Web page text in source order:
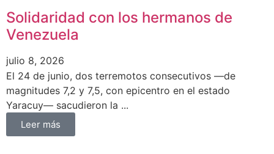
Solidaridad con los hermanos de
Venezuela
julio 8, 2026
El 24 de junio, dos terremotos consecutivos —de
magnitudes 7,2 y 7,5, con epicentro en el estado
Yaracuy— sacudieron la ...
Leer más